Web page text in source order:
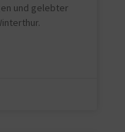
und gelebter